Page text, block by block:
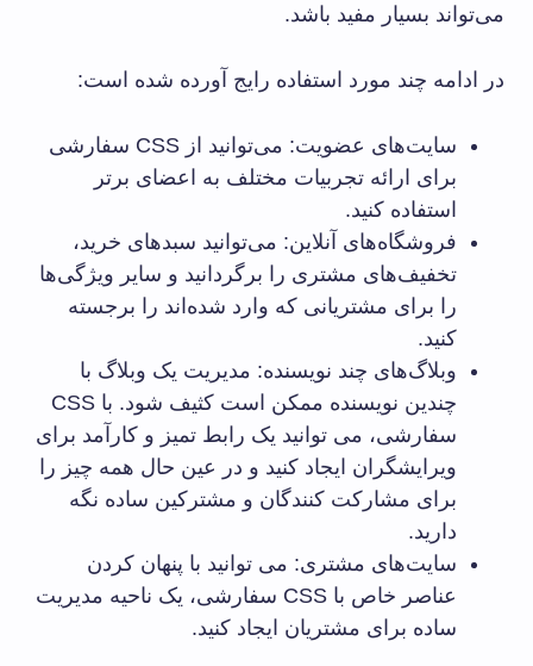
می‌تواند بسیار مفید باشد.
در ادامه چند مورد استفاده رایج آورده شده است:
سایت‌های عضویت: می‌توانید از CSS سفارشی
برای ارائه تجربیات مختلف به اعضای برتر
استفاده کنید.
فروشگاه‌های آنلاین: می‌توانید سبدهای خرید،
تخفیف‌های مشتری را برگردانید و سایر ویژگی‌ها
را برای مشتریانی که وارد شده‌اند را برجسته
کنید.
وبلاگ‌های چند نویسنده: مدیریت یک وبلاگ با
چندین نویسنده ممکن است کثیف شود. با CSS
سفارشی، می توانید یک رابط تمیز و کارآمد برای
ویرایشگران ایجاد کنید و در عین حال همه چیز را
برای مشارکت کنندگان و مشترکین ساده نگه
دارید.
سایت‌های مشتری: می توانید با پنهان کردن
عناصر خاص با CSS سفارشی، یک ناحیه مدیریت
ساده برای مشتریان ایجاد کنید.